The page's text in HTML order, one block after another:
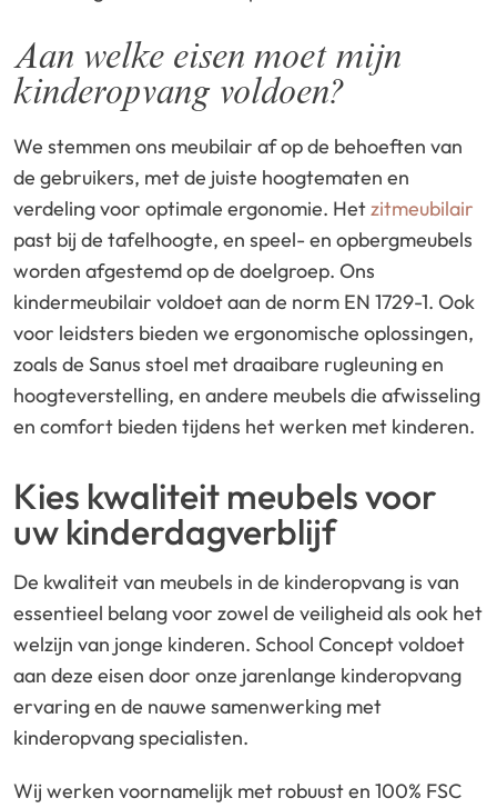
Aan welke eisen moet mijn
kinderopvang voldoen?
We stemmen ons meubilair af op de behoeften van
de gebruikers, met de juiste hoogtematen en
verdeling voor optimale ergonomie. Hetzitmeubilair
past bij de tafelhoogte, en speel- en opbergmeubels
worden afgestemd op de doelgroep. Ons
kindermeubilair voldoet aan de norm EN 1729-1. Ook
voor leidsters bieden we ergonomische oplossingen,
zoals de Sanus stoel met draaibare rugleuning en
hoogteverstelling, en andere meubels die afwisseling
en comfort bieden tijdens het werken met kinderen.
Kies kwaliteit meubels voor
uw kinderdagverblijf
De kwaliteit van meubels in de kinderopvang is van
essentieel belang voor zowel de veiligheid als ook het
welzijn van jonge kinderen. School Concept voldoet
aan deze eisen door onze jarenlange kinderopvang
ervaring en de nauwe samenwerking met
kinderopvang specialisten.
Wij werken voornamelijk met robuust en 100% FSC